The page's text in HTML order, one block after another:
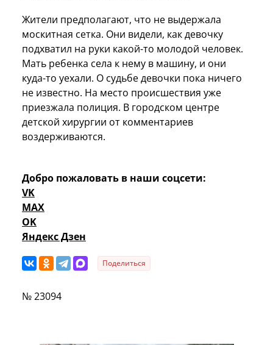
Жители предполагают, что не выдержала
москитная сетка. Они видели, как девочку
подхватил на руки какой-то молодой человек.
Мать ребенка села к нему в машину, и они
куда-то уехали. О судьбе девочки пока ничего
не известно. На место происшествия уже
приезжала полиция. В городском центре
детской хирургии от комментариев
воздерживаются.
Добро пожаловать в наши соцсети:
VK
MAX
OK
Яндекс Дзен
Поделиться
№ 23094